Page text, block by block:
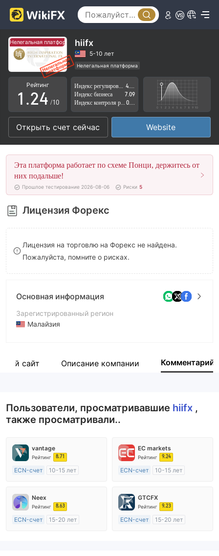
Нелегальная платформа Нелегальная платформа
hiifx
5-10 лет
Нелегальная платформа
Подозрительная лицензия
Регион деятельности подозрителен
Высокие потенциальные риски
Рейтинг
0
1
2
3
4
5
6
7
8
9
.
0
1
2
3
4
5
6
7
8
9
0
1
2
3
4
5
6
7
8
9
/10
Индекс бизнеса
7.09
Открыть счет сейчас Website
Эта платформа работает по схеме Понци, держитесь от
них подальше!
Прошлое тестирование 2026-08-06 Риски 5
Лицензия Форекс
Лицензия на торговлю на Форекс не найдена.
Пожалуйста, помните о рисках.
Основная информация
Зарегистрированный регион
Малайзия
Компания
сайт Описание компании Комментарий
Пользователи, просматривавшие hiifx ,
также просматривали..
vantage
Рейтинг 8.71
ECN-счет
10-15 лет
Маркет-Мейкинг (MM)
Основной стандарт MT4
EC markets
Рейтинг 9.24
ECN-счет
10-15 лет
Маркет-Мейкинг (MM)
Основной стандарт MT4
Neex
Рейтинг 8.63
ECN-счет
15-20 лет
GTCFX
Рейтинг 9.23
ECN-счет
15-20 лет